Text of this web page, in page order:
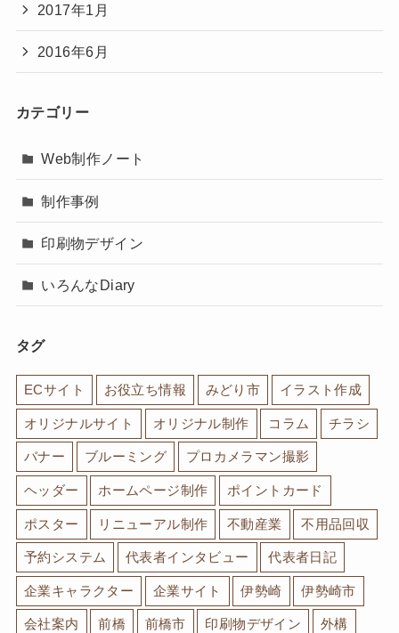
2017年1月
2016年6月
カテゴリー
Web制作ノート
制作事例
印刷物デザイン
いろんなDiary
タグ
ECサイト お役立ち情報 みどり市 イラスト作成
オリジナルサイト オリジナル制作 コラム チラシ
バナー ブルーミング プロカメラマン撮影
ヘッダー ホームページ制作 ポイントカード
ポスター リニューアル制作 不動産業 不用品回収
予約システム 代表者インタビュー 代表者日記
企業キャラクター 企業サイト 伊勢崎 伊勢崎市
会社案内 前橋 前橋市 印刷物デザイン 外構